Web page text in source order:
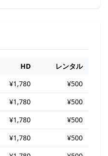
HD
レンタル
¥1,780
¥500
¥1,780
¥500
¥1,780
¥500
¥1,780
¥500